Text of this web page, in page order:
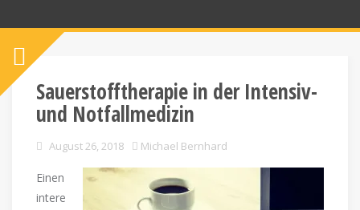
Sauerstofftherapie in der Intensiv-
und Notfallmedizin
August 26, 2018 Michael Bernhard
Einen
intere